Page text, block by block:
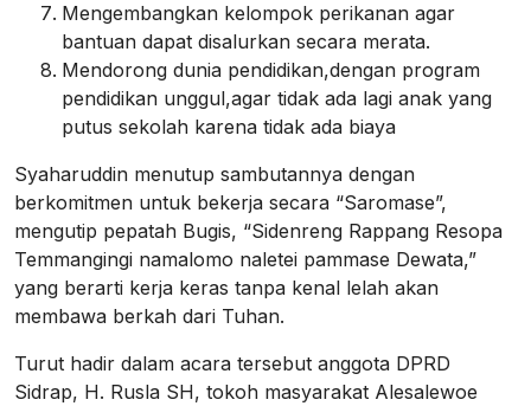
Mengembangkan kelompok perikanan agar
bantuan dapat disalurkan secara merata.
Mendorong dunia pendidikan,dengan program
pendidikan unggul,agar tidak ada lagi anak yang
putus sekolah karena tidak ada biaya
Syaharuddin menutup sambutannya dengan
berkomitmen untuk bekerja secara “Saromase”,
mengutip pepatah Bugis, “Sidenreng Rappang Resopa
Temmangingi namalomo naletei pammase Dewata,”
yang berarti kerja keras tanpa kenal lelah akan
membawa berkah dari Tuhan.
Turut hadir dalam acara tersebut anggota DPRD
Sidrap, H. Rusla SH, tokoh masyarakat Alesalewoe